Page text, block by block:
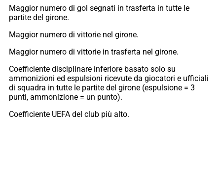
Maggior numero di gol segnati in trasferta in tutte le
partite del girone.
Maggior numero di vittorie nel girone.
Maggior numero di vittorie in trasferta nel girone.
Coefficiente disciplinare inferiore basato solo su
ammonizioni ed espulsioni ricevute da giocatori e ufficiali
di squadra in tutte le partite del girone (espulsione = 3
punti, ammonizione = un punto).
Coefficiente UEFA del club più alto.